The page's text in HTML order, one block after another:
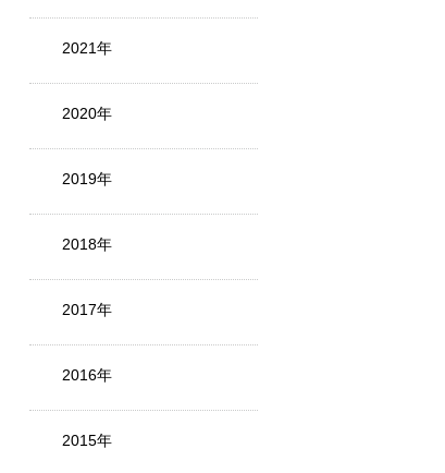
2021年
2020年
2019年
2018年
2017年
2016年
2015年